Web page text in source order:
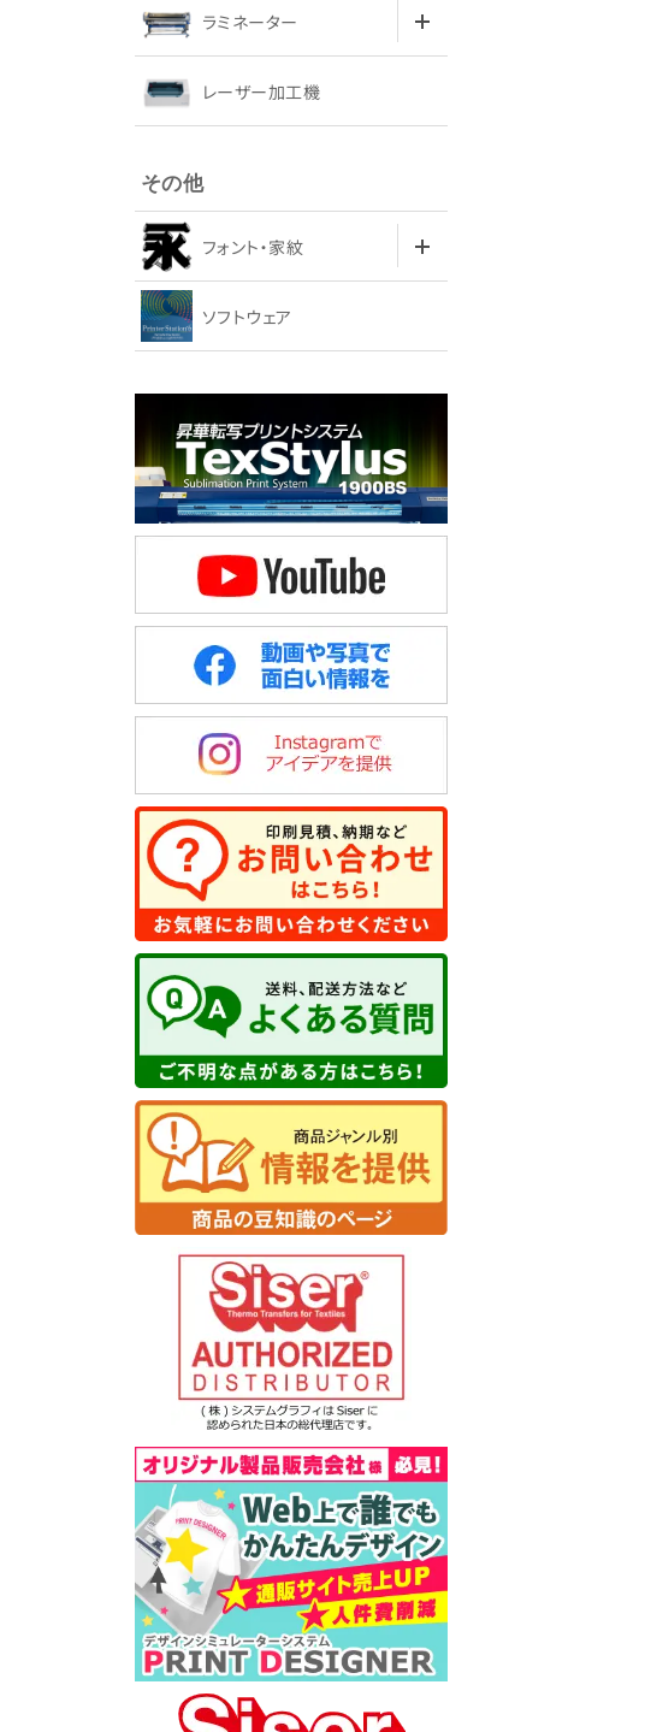
ラミネーター
レーザー加工機
その他
フォント・家紋
ソフトウェア